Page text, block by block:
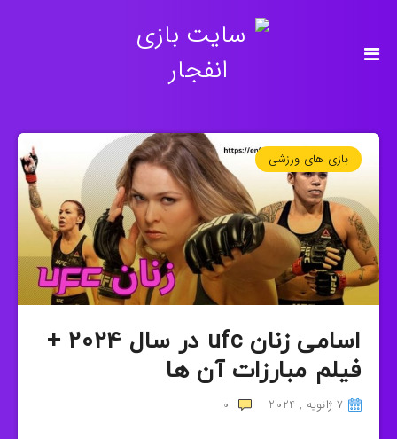
بازی های ورزشی
اسامی زنان ufc در سال 2024 +
فیلم مبارزات آن ها
7 ژانویه , 2024 0